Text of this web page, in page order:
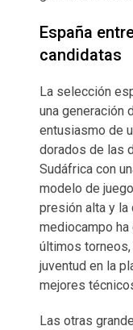
España
candidatas
La selección
una generación
entusiasmo de
dorados de las
Sudáfrica con
modelo de
presión alta y la
mediocampo
últimos
juventud en la
mejores
Las otras